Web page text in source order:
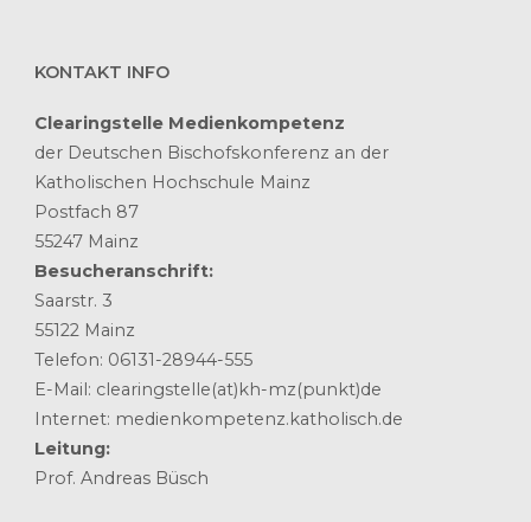
KONTAKT INFO
Clearingstelle Medienkompetenz
der Deutschen Bischofskonferenz an der
Katholischen Hochschule Mainz
Postfach 87
55247 Mainz
Besucheranschrift:
Saarstr. 3
55122 Mainz
Telefon: 06131-28944-555
E-Mail: clearingstelle(at)kh-mz(punkt)de
Internet: medienkompetenz.katholisch.de
Leitung:
Prof. Andreas Büsch